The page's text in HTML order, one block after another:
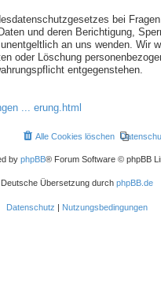
bei
und deren Berichtigung,
an uns wenden. Wir
oder Löschung
entgegenstehen.
... erung.html
Alle Cookies löschen
by phpBB® Forum Software © phpBB
Deutsche Übersetzung durch phpBB.de
Datenschutz | Nutzungsbedingungen